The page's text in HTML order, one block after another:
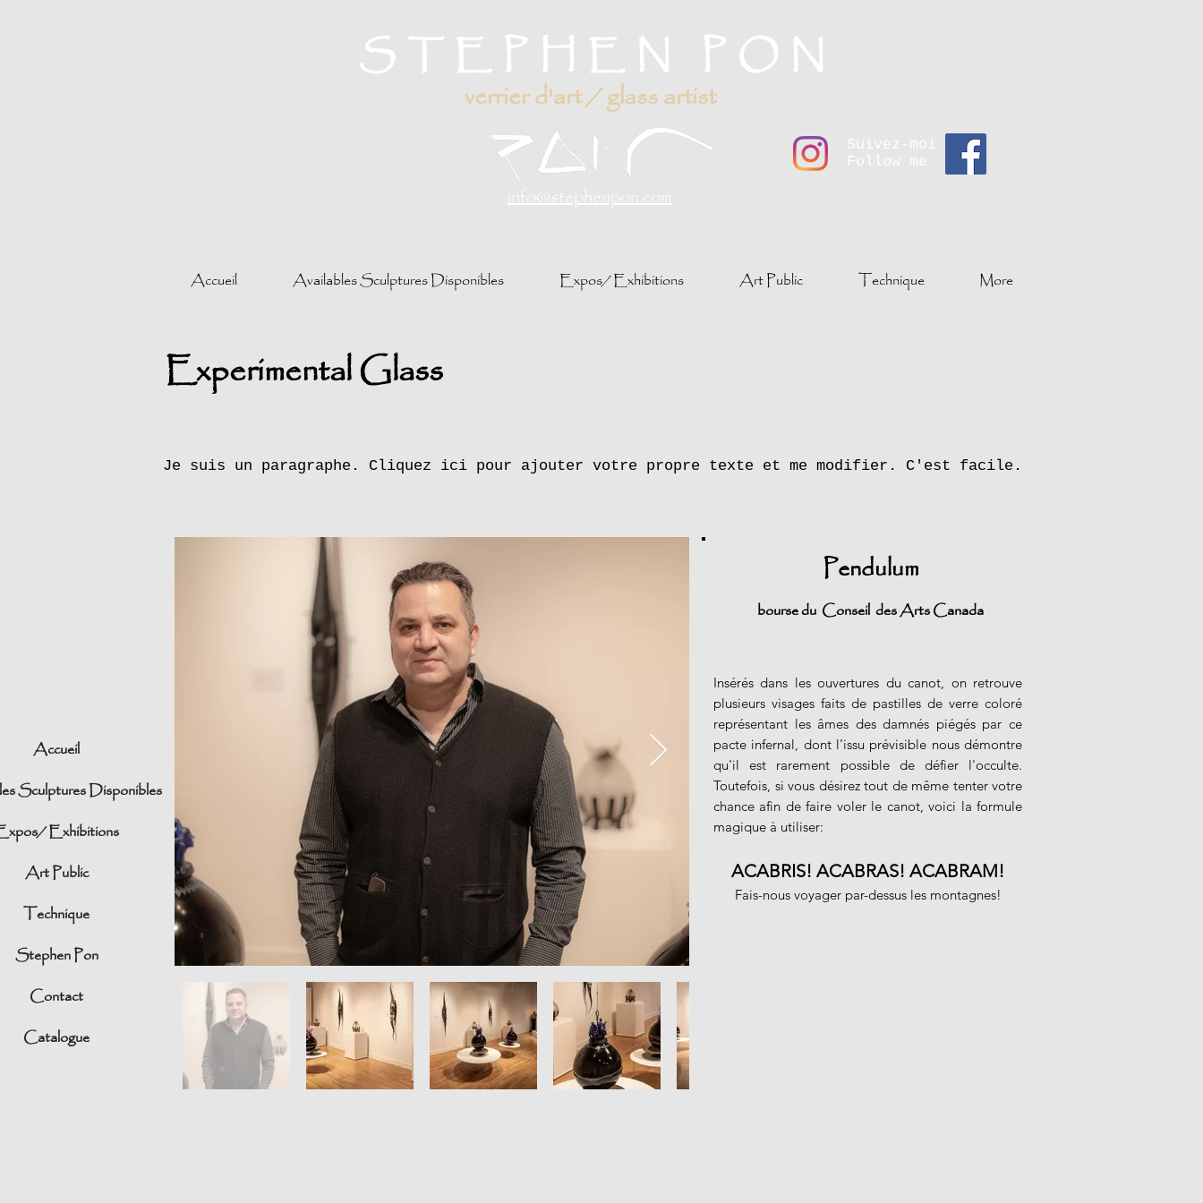
STEPHEN PON
verrier d'art / glass artist
Suivez-moi
Follow me
info@stephenpon.com
Accueil Availables Sculptures Disponibles Expos/ Exhibitions Art Public Technique More
Experimental Glass
Je suis un paragraphe. Cliquez ici pour ajouter votre propre texte et me modifier. C'est facile.
Pendulum
bourse du Conseil des Arts Canada
Insérés dans les ouvertures du canot, on retrouve
plusieurs visages faits de pastilles de verre coloré
représentant les âmes des damnés piégés par ce
pacte infernal, dont l'issu prévisible nous démontre
qu'il est rarement possible de défier l'occulte.
Toutefois, si vous désirez tout de même tenter votre
chance afin de faire voler le canot, voici la formule
magique à utiliser:
ACABRIS! ACABRAS! ACABRAM!
Fais-nous voyager par-dessus les montagnes!
Accueil
Sculptures Disponibles
Exhibitions
Art Public
Technique
Stephen Pon
Contact
Catalogue